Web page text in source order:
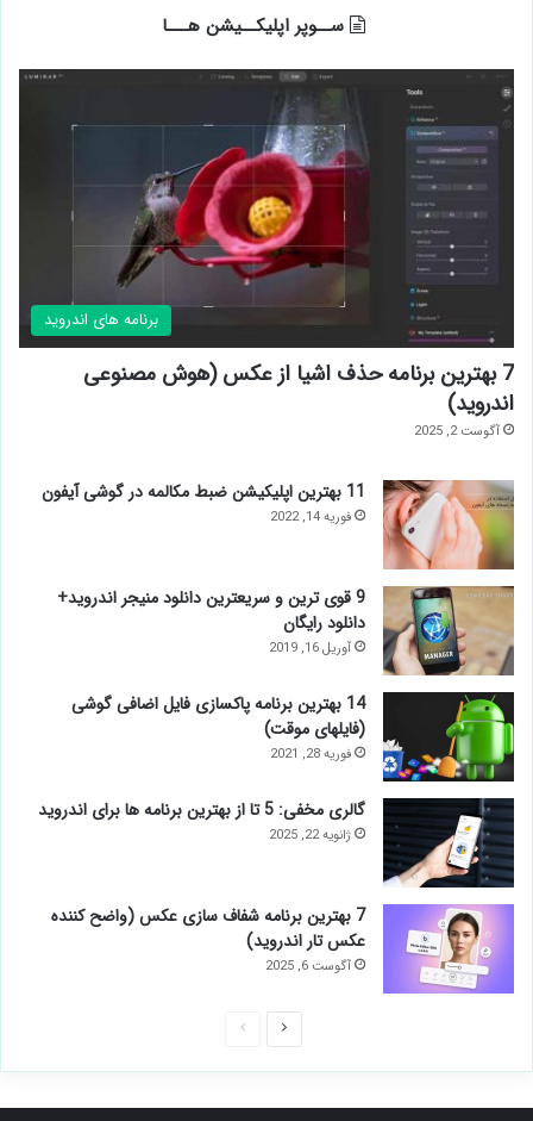
ســوپر اپلیکــیشن هـــا
برنامه های اندروید
7 بهترین برنامه حذف اشیا از عکس (هوش مصنوعی
اندروید)
آگوست 2, 2025
11 بهترین اپلیکیشن ضبط مکالمه در گوشی آیفون
فوریه 14, 2022
9 قوی ترین و سریعترین دانلود منیجر اندروید+
دانلود رایگان
آوریل 16, 2019
14 بهترین برنامه پاکسازی فایل اضافی گوشی
(فایلهای موقت)
فوریه 28, 2021
گالری مخفی: 5 تا از بهترین برنامه ها برای اندروید
ژانویه 22, 2025
7 بهترین برنامه شفاف سازی عکس (واضح کننده
عکس تار اندروید)
آگوست 6, 2025
صفحه
صفحه